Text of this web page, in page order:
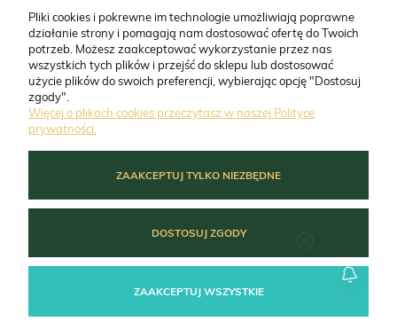
O FIRMIE
MOJE KONTO
Pliki cookies i pokrewne im technologie umożliwiają poprawne
działanie strony i pomagają nam dostosować ofertę do Twoich
potrzeb. Możesz zaakceptować wykorzystanie przez nas
wszystkich tych plików i przejść do sklepu lub dostosować
użycie plików do swoich preferencji, wybierając opcję "Dostosuj
zgody".
Więcej o plikach cookies przeczytasz w naszej Polityce
prywatności.
ZAAKCEPTUJ TYLKO NIEZBĘDNE
DOSTOSUJ ZGODY
ZAAKCEPTUJ WSZYSTKIE